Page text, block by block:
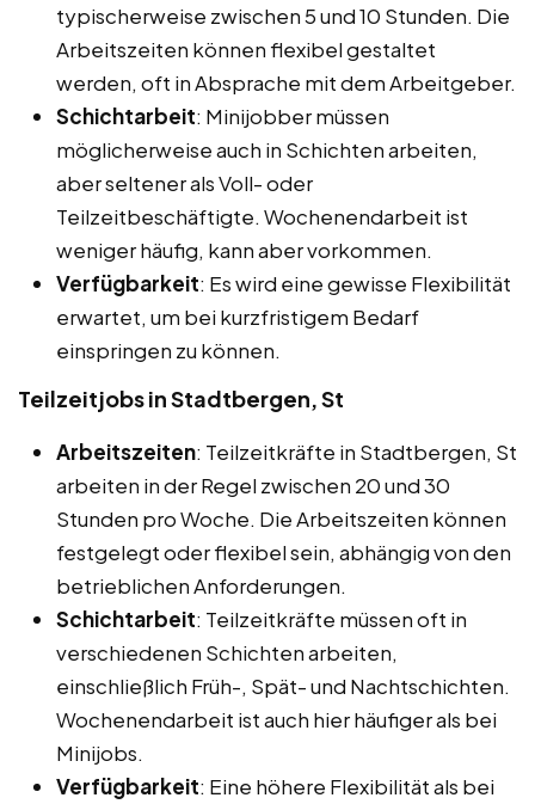
typischerweise zwischen 5 und 10 Stunden. Die
Arbeitszeiten können flexibel gestaltet
werden, oft in Absprache mit dem Arbeitgeber.
Schichtarbeit: Minijobber müssen
möglicherweise auch in Schichten arbeiten,
aber seltener als Voll- oder
Teilzeitbeschäftigte. Wochenendarbeit ist
weniger häufig, kann aber vorkommen.
Verfügbarkeit: Es wird eine gewisse Flexibilität
erwartet, um bei kurzfristigem Bedarf
einspringen zu können.
Teilzeitjobs in Stadtbergen, St
Arbeitszeiten: Teilzeitkräfte in Stadtbergen, St
arbeiten in der Regel zwischen 20 und 30
Stunden pro Woche. Die Arbeitszeiten können
festgelegt oder flexibel sein, abhängig von den
betrieblichen Anforderungen.
Schichtarbeit: Teilzeitkräfte müssen oft in
verschiedenen Schichten arbeiten,
einschließlich Früh-, Spät- und Nachtschichten.
Wochenendarbeit ist auch hier häufiger als bei
Minijobs.
Verfügbarkeit: Eine höhere Flexibilität als bei